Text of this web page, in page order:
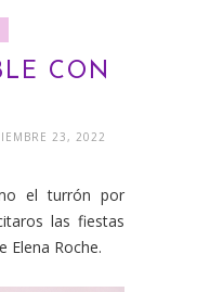
CON
23, 2022
el turrón por
las fiestas
Elena Roche.